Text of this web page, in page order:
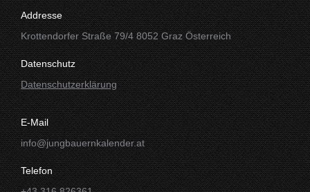
Addresse
Krottendorfer Straße 79/4 8052 Graz Österreich
Datenschutz
Datenschutzerklärung
E-Mail
info@jungbauernkalender.at
Telefon